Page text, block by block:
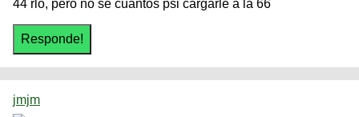
44 rlo, pero no se cuantos psi cargarle a la 66
jmjm